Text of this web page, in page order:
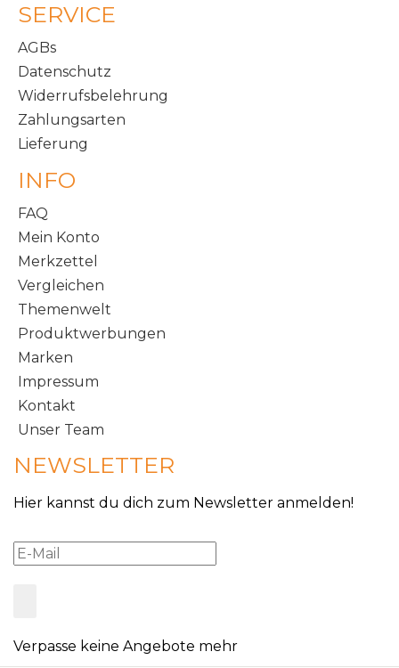
SERVICE
AGBs
Datenschutz
Widerrufsbelehrung
Zahlungsarten
Lieferung
INFO
FAQ
Mein Konto
Merkzettel
Vergleichen
Themenwelt
Produktwerbungen
Marken
Impressum
Kontakt
Unser Team
NEWSLETTER
Hier kannst du dich zum Newsletter anmelden!
Verpasse keine Angebote mehr